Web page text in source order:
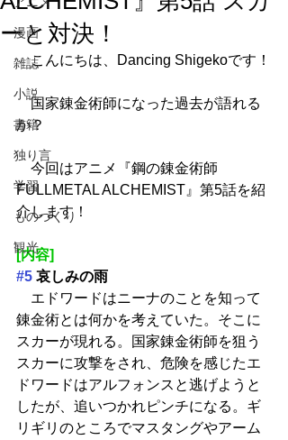
漫画
雑誌
小説
書籍
独り言
学習
ものづくり
観光
ーと対決！
こんにちは、Dancing Shigekoです！
国家錬金術師になった過去が語れる
か？
今回はアニメ『鋼の錬金術師
FULLMETAL ALCHEMIST』第5話を紹
介します！
[内容]
#5 哀しみの雨
エドワードはニーナのことを知って
錬金術とは何かを考えていた。そこに
スカーが現れる。国家錬金術師を狙う
スカーに攻撃をされ、危険を感じたエ
ドワードはアルフォンスと逃げようと
したが、追いつかれピンチになる。ギ
リギリのところでマスタングやアーム